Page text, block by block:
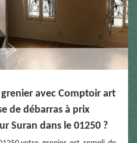
avec Comptoir art
de débarras à prix
Suran dans le 01250 ?